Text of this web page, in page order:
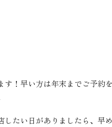
！早い方は年末までご予約
たい日がありましたら、早